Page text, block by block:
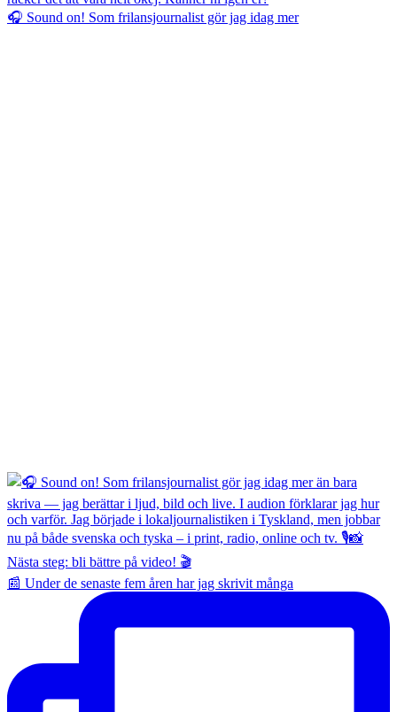
🎧 Sound on! Som frilansjournalist gör jag idag mer
📰 Under de senaste fem åren har jag skrivit många